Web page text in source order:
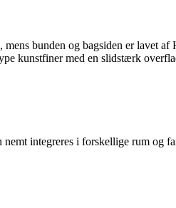
bunden og bagsiden er lavet
kunstfiner med en slidstærk
integreres i forskellige rum og